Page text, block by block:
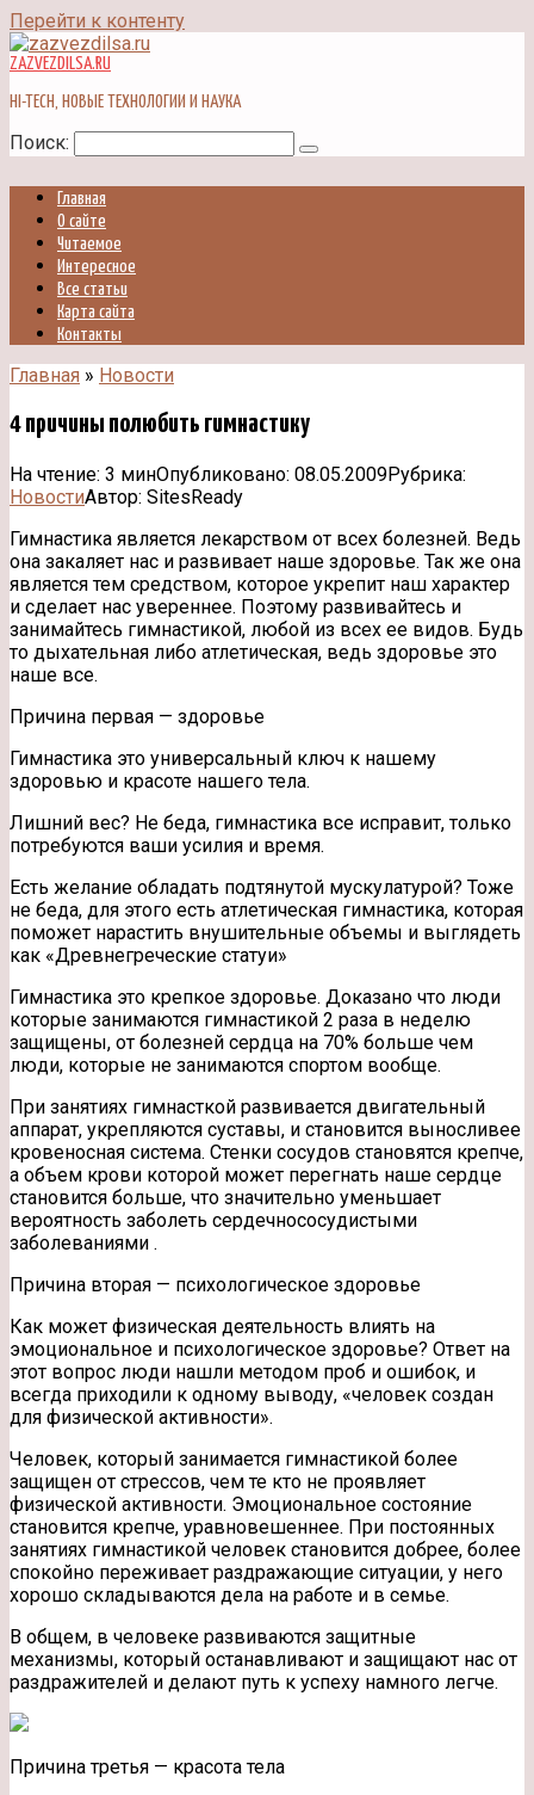
Перейти к контенту
ZAZVEZDILSA.RU
HI-TECH, НОВЫЕ ТЕХНОЛОГИИ И НАУКА
Поиск:
Главная
О сайте
Читаемое
Интересное
Все статьи
Карта сайта
Контакты
Главная » Новости
4 причины полюбить гимнастику
На чтение: 3 минОпубликовано: 08.05.2009Рубрика:
НовостиАвтор: SitesReady
Гимнастика является лекарством от всех болезней. Ведь
она закаляет нас и развивает наше здоровье. Так же она
является тем средством, которое укрепит наш характер
и сделает нас увереннее. Поэтому развивайтесь и
занимайтесь гимнастикой, любой из всех ее видов. Будь
то дыхательная либо атлетическая, ведь здоровье это
наше все.
Причина первая — здоровье
Гимнастика это универсальный ключ к нашему
здоровью и красоте нашего тела.
Лишний вес? Не беда, гимнастика все исправит, только
потребуются ваши усилия и время.
Есть желание обладать подтянутой мускулатурой? Тоже
не беда, для этого есть атлетическая гимнастика, которая
поможет нарастить внушительные объемы и выглядеть
как «Древнегреческие статуи»
Гимнастика это крепкое здоровье. Доказано что люди
которые занимаются гимнастикой 2 раза в неделю
защищены, от болезней сердца на 70% больше чем
люди, которые не занимаются спортом вообще.
При занятиях гимнасткой развивается двигательный
аппарат, укрепляются суставы, и становится выносливее
кровеносная система. Стенки сосудов становятся крепче,
а объем крови которой может перегнать наше сердце
становится больше, что значительно уменьшает
вероятность заболеть сердечнососудистыми
заболеваниями .
Причина вторая — психологическое здоровье
Как может физическая деятельность влиять на
эмоциональное и психологическое здоровье? Ответ на
этот вопрос люди нашли методом проб и ошибок, и
всегда приходили к одному выводу, «человек создан
для физической активности».
Человек, который занимается гимнастикой более
защищен от стрессов, чем те кто не проявляет
физической активности. Эмоциональное состояние
становится крепче, уравновешеннее. При постоянных
занятиях гимнастикой человек становится добрее, более
спокойно переживает раздражающие ситуации, у него
хорошо складываются дела на работе и в семье.
В общем, в человеке развиваются защитные
механизмы, который останавливают и защищают нас от
раздражителей и делают путь к успеху намного легче.
Причина третья — красота тела